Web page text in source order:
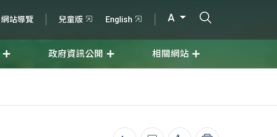
網站導覽 兒童版 English A
政府資訊公開 相關網站